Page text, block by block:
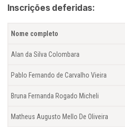
Inscrições deferidas:
Nome completo
Alan da Silva Colombara
Pablo Fernando de Carvalho Vieira
Bruna Fernanda Rogado Micheli
Matheus Augusto Mello De Oliveira